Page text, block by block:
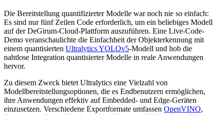
Die Bereitstellung quantifizierter Modelle war noch nie so einfach:
Es sind nur fünf Zeilen Code erforderlich, um ein beliebiges Modell
auf der DeGirum-Cloud-Plattform auszuführen. Eine Live-Code-
Demo veranschaulichte die Einfachheit der Objekterkennung mit
einem quantisierten Ultralytics YOLOv5-Modell und hob die
nahtlose Integration quantisierter Modelle in reale Anwendungen
hervor.
Zu diesem Zweck bietet Ultralytics eine Vielzahl von
Modellbereitstellungsoptionen, die es Endbenutzern ermöglichen,
ihre Anwendungen effektiv auf Embedded- und Edge-Geräten
einzusetzen. Verschiedene Exportformate umfassen OpenVINO,